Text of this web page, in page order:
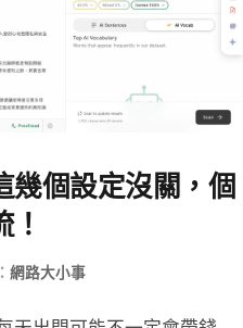
幾個設定沒關，個
網路大小事